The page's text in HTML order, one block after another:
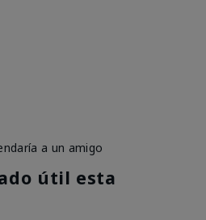
a un amigo
útil esta